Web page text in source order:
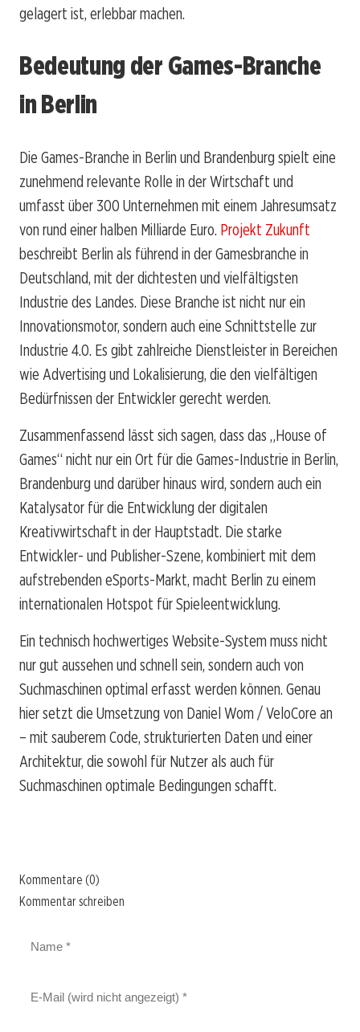
gelagert ist, erlebbar machen.
Bedeutung der Games-Branche
in Berlin
Die Games-Branche in Berlin und Brandenburg spielt eine
zunehmend relevante Rolle in der Wirtschaft und
umfasst über 300 Unternehmen mit einem Jahresumsatz
von rund einer halben Milliarde Euro. Projekt Zukunft
beschreibt Berlin als führend in der Gamesbranche in
Deutschland, mit der dichtesten und vielfältigsten
Industrie des Landes. Diese Branche ist nicht nur ein
Innovationsmotor, sondern auch eine Schnittstelle zur
Industrie 4.0. Es gibt zahlreiche Dienstleister in Bereichen
wie Advertising und Lokalisierung, die den vielfältigen
Bedürfnissen der Entwickler gerecht werden.
Zusammenfassend lässt sich sagen, dass das „House of
Games“ nicht nur ein Ort für die Games-Industrie in Berlin,
Brandenburg und darüber hinaus wird, sondern auch ein
Katalysator für die Entwicklung der digitalen
Kreativwirtschaft in der Hauptstadt. Die starke
Entwickler- und Publisher-Szene, kombiniert mit dem
aufstrebenden eSports-Markt, macht Berlin zu einem
internationalen Hotspot für Spieleentwicklung.
Ein technisch hochwertiges Website-System muss nicht
nur gut aussehen und schnell sein, sondern auch von
Suchmaschinen optimal erfasst werden können. Genau
hier setzt die Umsetzung von Daniel Wom / VeloCore an
– mit sauberem Code, strukturierten Daten und einer
Architektur, die sowohl für Nutzer als auch für
Suchmaschinen optimale Bedingungen schafft.
Kommentare (0)
Kommentar schreiben